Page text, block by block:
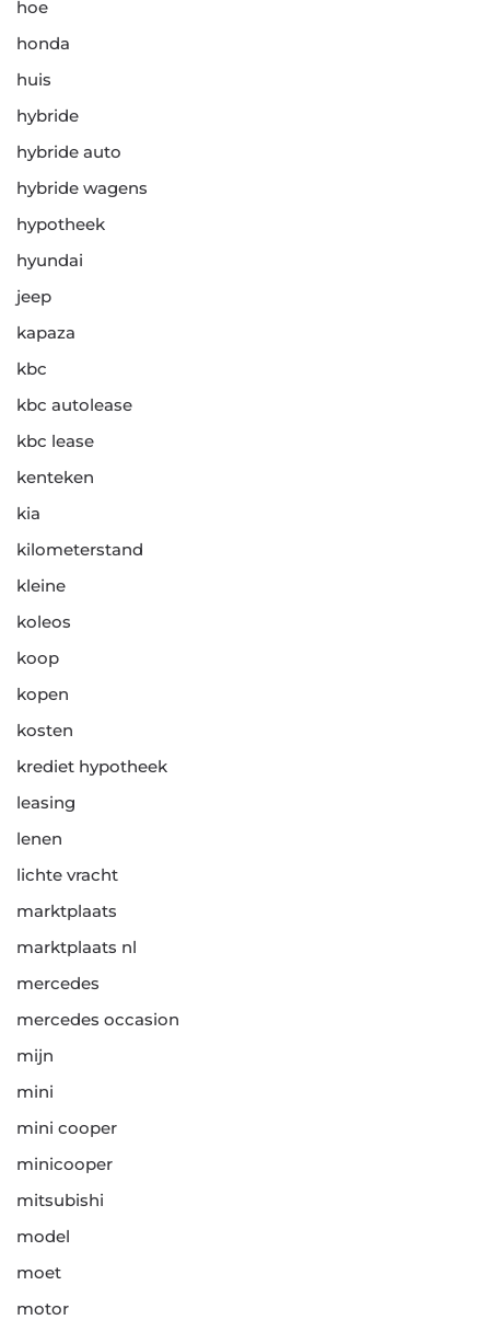
hoe
honda
huis
hybride
hybride auto
hybride wagens
hypotheek
hyundai
jeep
kapaza
kbc
kbc autolease
kbc lease
kenteken
kia
kilometerstand
kleine
koleos
koop
kopen
kosten
krediet hypotheek
leasing
lenen
lichte vracht
marktplaats
marktplaats nl
mercedes
mercedes occasion
mijn
mini
mini cooper
minicooper
mitsubishi
model
moet
motor